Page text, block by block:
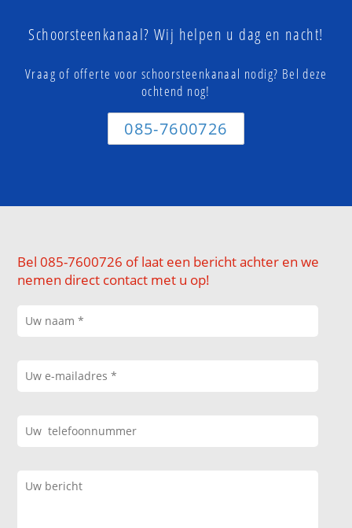
Schoorsteenkanaal? Wij helpen u dag en nacht!
Vraag of offerte voor schoorsteenkanaal nodig? Bel deze
ochtend nog!
085-7600726
Bel 085-7600726 of laat een bericht achter en we
nemen direct contact met u op!